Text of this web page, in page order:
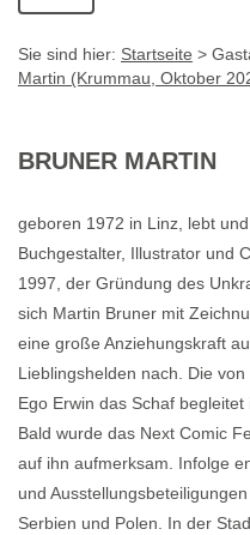
und
Sie sind hier: Startseite >
Martin (Krummau, Oktober
BRUNER MARTIN
geboren 1972 in Linz, lebt
Buchgestalter, Illustrator und
1997, der Gründung des
sich Martin Bruner mit
eine große Anziehungskraft
Lieblingshelden nach. Die
Ego Erwin das Schaf
Bald wurde das Next Comic
auf ihn aufmerksam. Infolge
und
Serbien und Polen. In der